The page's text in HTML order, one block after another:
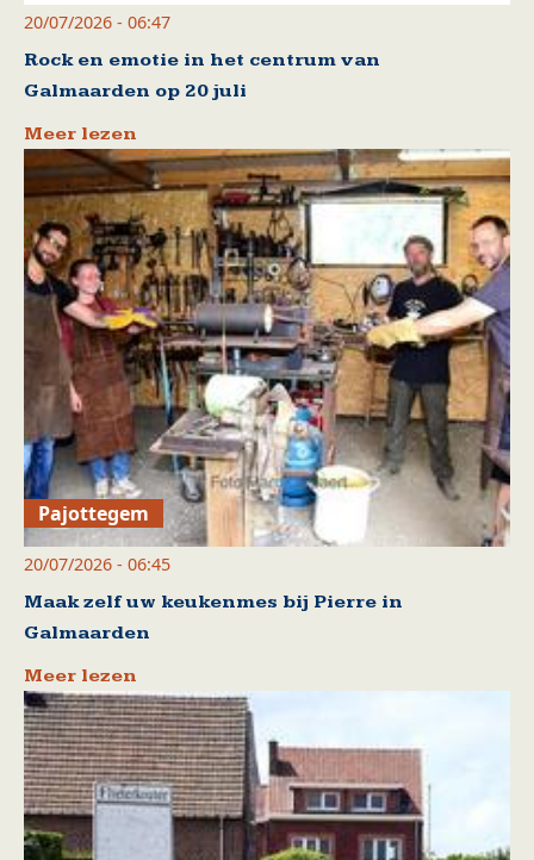
20/07/2026 - 06:47
Rock en emotie in het centrum van
Galmaarden op 20 juli
Meer lezen
Pajottegem
20/07/2026 - 06:45
Maak zelf uw keukenmes bij Pierre in
Galmaarden
Meer lezen